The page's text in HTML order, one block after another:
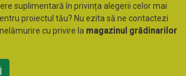
suplimentară în privința alegerii celor mai
proiectul tău? Nu ezita să ne contactezi
cu privire la magazinul grădinarilor